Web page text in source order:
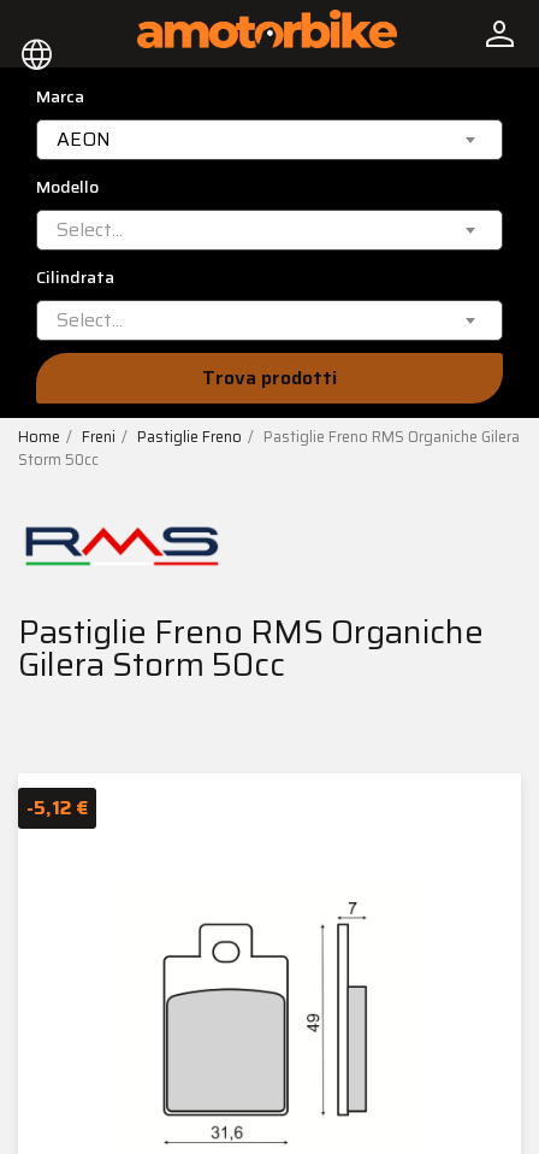
language person
Marca
AEON
Modello
Select...
Cilindrata
Select...
Trova prodotti
Home Freni Pastiglie Freno
Pastiglie Freno RMS Organiche Gilera
Storm 50cc
Pastiglie Freno RMS Organiche
Gilera Storm 50cc
-5,12 €